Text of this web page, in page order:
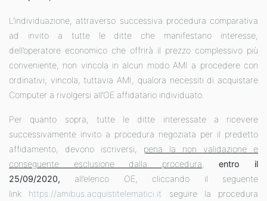
L’individuazione, attraverso successiva procedura comparativa
ad invito a tutte le ditte che manifestano interesse,
dell’operatore economico che offrirà il prezzo complessivo più
conveniente, non vincola in alcun modo AMI a procedere con
ordinativi; vincola, tuttavia AMI, qualora necessiti di acquistare
Computer a rivolgersi all’OE affidatario individuato.
Per quanto sopra, tutte le ditte interessate a ricevere
successivamente invito a procedura negoziata per il predetto
affidamento, devono iscriversi, pena la non validazione e
conseguente esclusione dalla procedura,entro il
25/09/2020, all’elenco OE, cliccando il seguente
link https://amibus.acquistitelematici.it seguire la procedura